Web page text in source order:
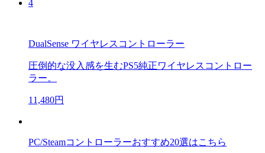
4
DualSense ワイヤレスコントローラー
圧倒的な没入感を生むPS5純正ワイヤレスコントロー
ラー。
11,480円
PC/Steamコントローラーおすすめ20選はこちら